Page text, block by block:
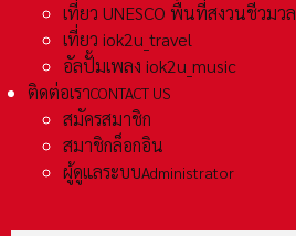
เที่ยว UNESCO พื้นที่สงวนชีวมวล
เที่ยว iok2u_travel
อัลปั้มเพลง iok2u_music
ติดต่อเราCONTACT US
สมัครสมาชิก
สมาชิกล็อกอิน
ผู้ดูแลระบบAdministrator